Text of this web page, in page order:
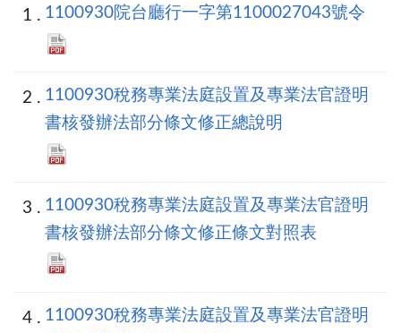
1100930院台廳行一字第1100027043號令
1100930稅務專業法庭設置及專業法官證明
書核發辦法部分條文修正總說明
1100930稅務專業法庭設置及專業法官證明
書核發辦法部分條文修正條文對照表
1100930稅務專業法庭設置及專業法官證明